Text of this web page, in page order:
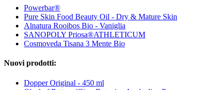
Powerbar®
Pure Skin Food Beauty Oil - Dry & Mature Skin
Alnatura Rooibos Bio - Vaniglia
SANOPOLY Priosa®ATHLETICUM
Cosmoveda Tisana 3 Mente Bio
Nuovi prodotti:
Dopper Original - 450 ml